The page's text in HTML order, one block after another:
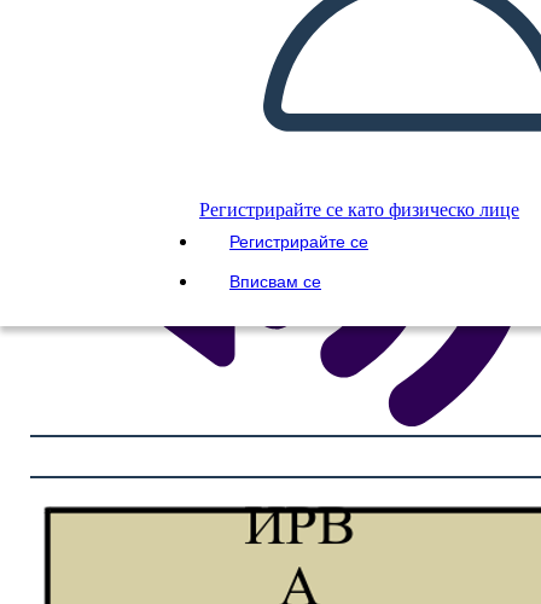
Регистрирайте се като физическо лице
Регистрирайте се
Вписвам се